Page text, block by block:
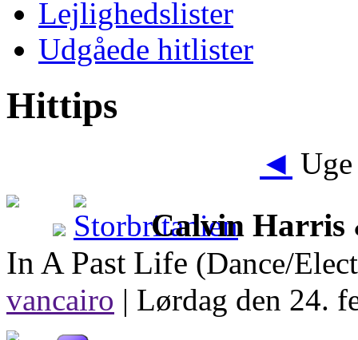
Lejlighedslister
Udgåede hitlister
Hittips
◄
Calvin Harris
In A Past Life (Dance/
vancairo | Lørdag den 24.